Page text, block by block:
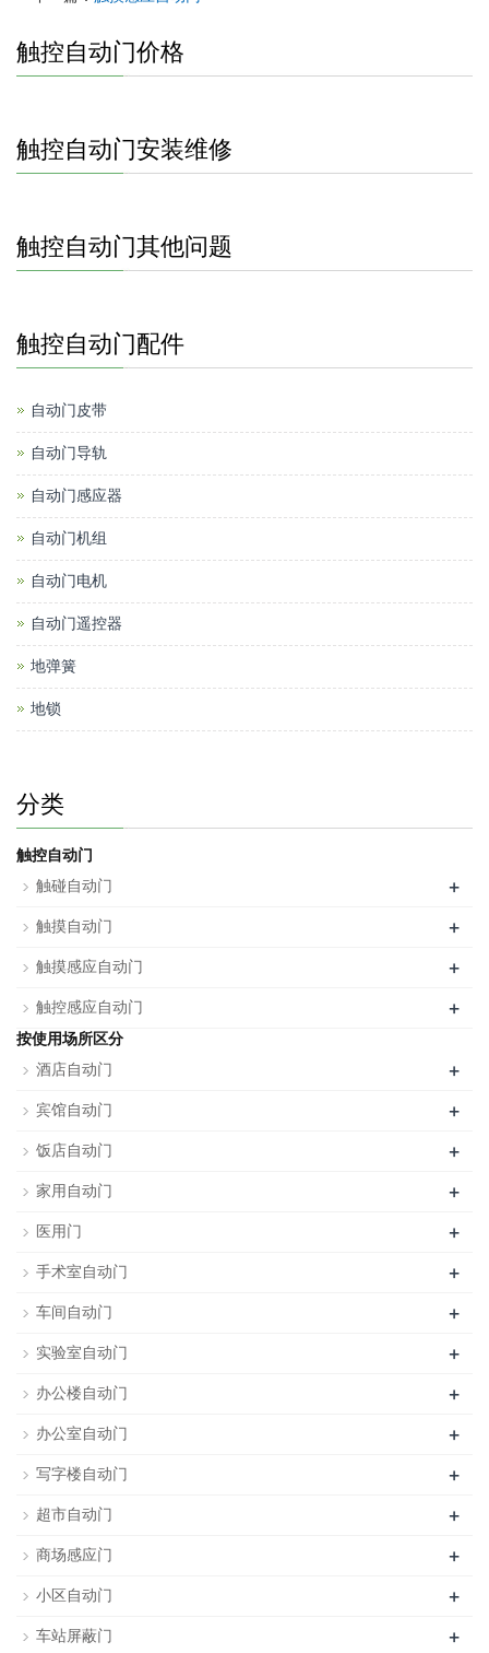
触控自动门价格
触控自动门安装维修
触控自动门其他问题
触控自动门配件
自动门皮带
自动门导轨
自动门感应器
自动门机组
自动门电机
自动门遥控器
地弹簧
地锁
分类
触控自动门
触碰自动门
+
触摸自动门 +
触摸感应自动门 +
触控感应自动门 +
按使用场所区分
酒店自动门
+
宾馆自动门 +
饭店自动门 +
家用自动门 +
医用门 +
手术室自动门 +
车间自动门 +
实验室自动门 +
办公楼自动门 +
办公室自动门 +
写字楼自动门 +
超市自动门 +
商场感应门 +
小区自动门 +
车站屏蔽门 +